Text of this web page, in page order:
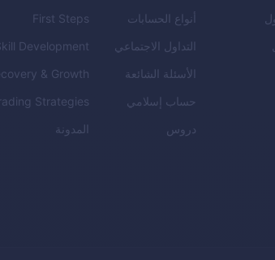
أنواع الحسابات
التداول الاجتماعي
الأسئلة الشائعة
حساب إسلامي
دروس
First Steps
Development
& Growth
Strategies
المدونة